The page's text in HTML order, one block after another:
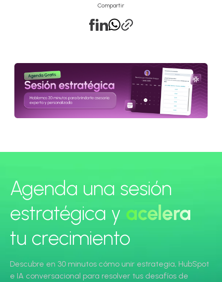
Compartir
Agenda una sesión
estratégica y acelera
tu crecimiento
Descubre en 30 minutos cómo unir estrategia, HubSpot
e IA conversacional para resolver tus desafíos de